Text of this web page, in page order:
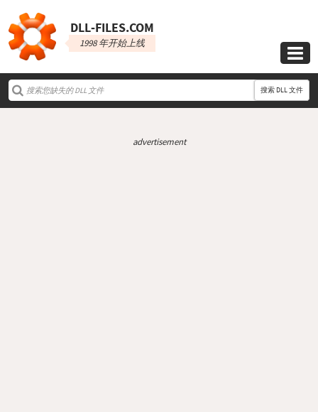
DLL‑FILES.COM
1998 年开始上线

搜索 DLL 文件
advertisement